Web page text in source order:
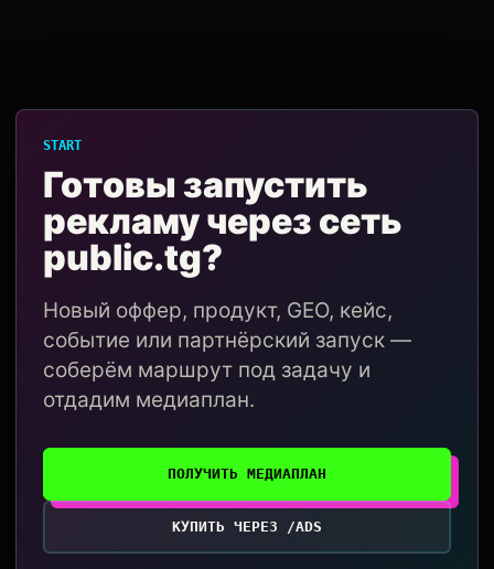
START
Готовы запустить
рекламу через сеть
public.tg?
Новый оффер, продукт, GEO, кейс,
событие или партнёрский запуск —
соберём маршрут под задачу и
отдадим медиаплан.
ПОЛУЧИТЬ МЕДИАПЛАН
КУПИТЬ ЧЕРЕЗ /ADS